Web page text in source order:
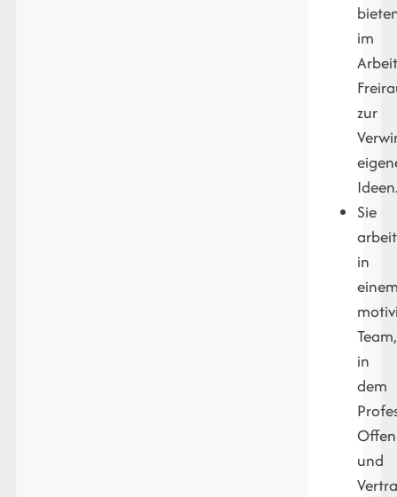
im
zur
Sie
in
Team,
in
dem
und